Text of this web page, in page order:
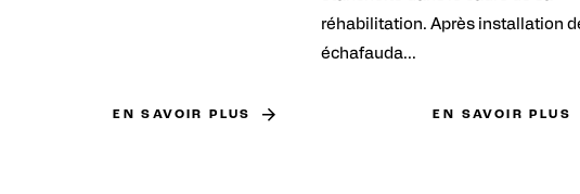
EN SAVOIR PLUS
réhabilitation. Après installation
échafauda...
EN SAVOIR PLUS